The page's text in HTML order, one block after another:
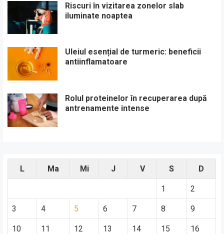
Riscuri în vizitarea zonelor slab
iluminate noaptea
Uleiul esențial de turmeric: beneficii
antiinflamatoare
Rolul proteinelor în recuperarea după
antrenamente intense
L Ma Mi J V S D
1 2
3 4 5 6 7 8 9
10 11 12 13 14 15 16